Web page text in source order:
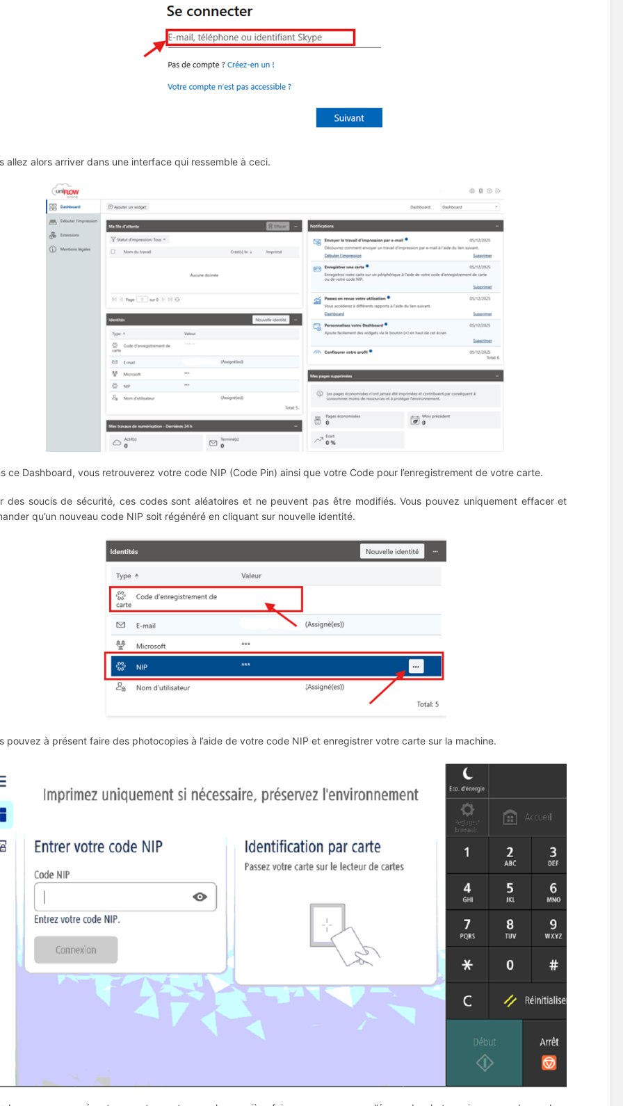
allez alors arriver dans une interface qui ressemble à ceci.
ce Dashboard, vous retrouverez votre code NIP (Code Pin) ainsi que votre Code pour l’enregistrement de votre carte.
des soucis de sécurité, ces codes sont aléatoires et ne peuvent pas être modifiés. Vous pouvez uniquement effacer et
qu’un nouveau code NIP soit régénéré en cliquant sur nouvelle identité.
pouvez à présent faire des photocopies à l’aide de votre code NIP et enregistrer votre carte sur la machine.